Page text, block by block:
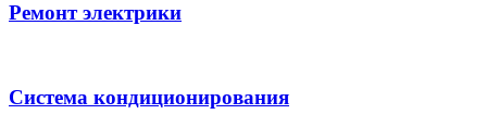
Ремонт электрики
Система кондиционирования